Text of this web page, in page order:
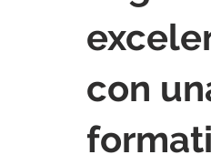
elektrotools-P040000
con